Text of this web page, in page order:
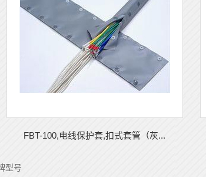
FBT-100,电线保护套,扣式套管（灰...
型号